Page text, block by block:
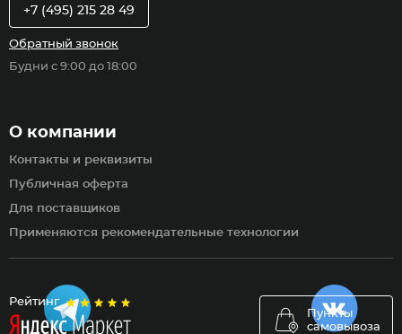
Рейтинг
Пункты
самовывоза
О компании
Контакты и реквизиты
Публичная оферта
Для поставщиков
Применяются рекомендательные технологии
+7 (495) 215 28 49
Обратный звонок
Будни с 9:00 до 18:00